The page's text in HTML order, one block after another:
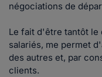
négociations de
Le fait d'être tantôt
salariés, me permet
des autres et, par
clients.